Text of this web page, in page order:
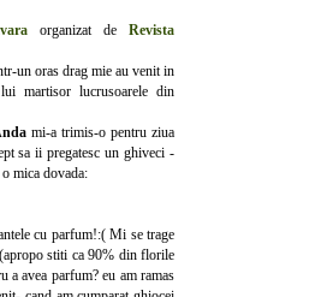
organizat deRevista
un oras drag mie au venit in
martisor lucrusoarele din
mi-a trimis-o pentru ziua
sa ii pregatesc un ghiveci -
mica dovada:
cu parfum!:( Mi se trage
stiti ca 90% din florile
a avea parfum? eu am ramas